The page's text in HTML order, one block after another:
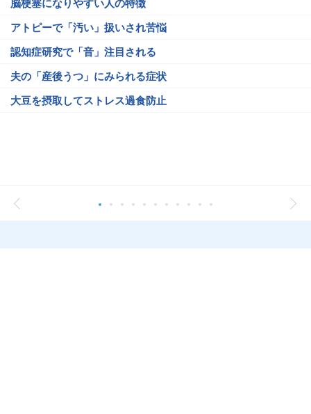
アトピーで「汚い」扱いされ苦悩
認知症研究で「音」注目される
夫の「産後うつ」にみられる症状
大豆を摂取してストレス過食防止